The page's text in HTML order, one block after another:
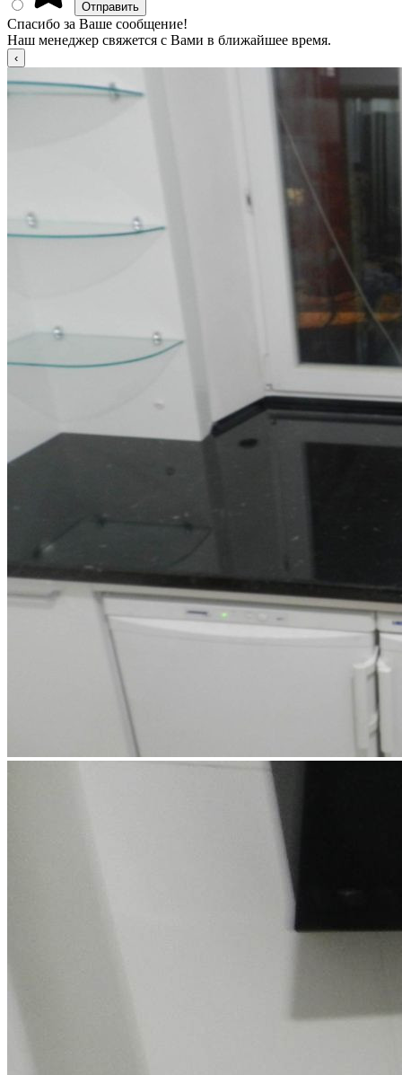
Спасибо за Ваше сообщение!
Наш менеджер свяжется с Вами в ближайшее время.